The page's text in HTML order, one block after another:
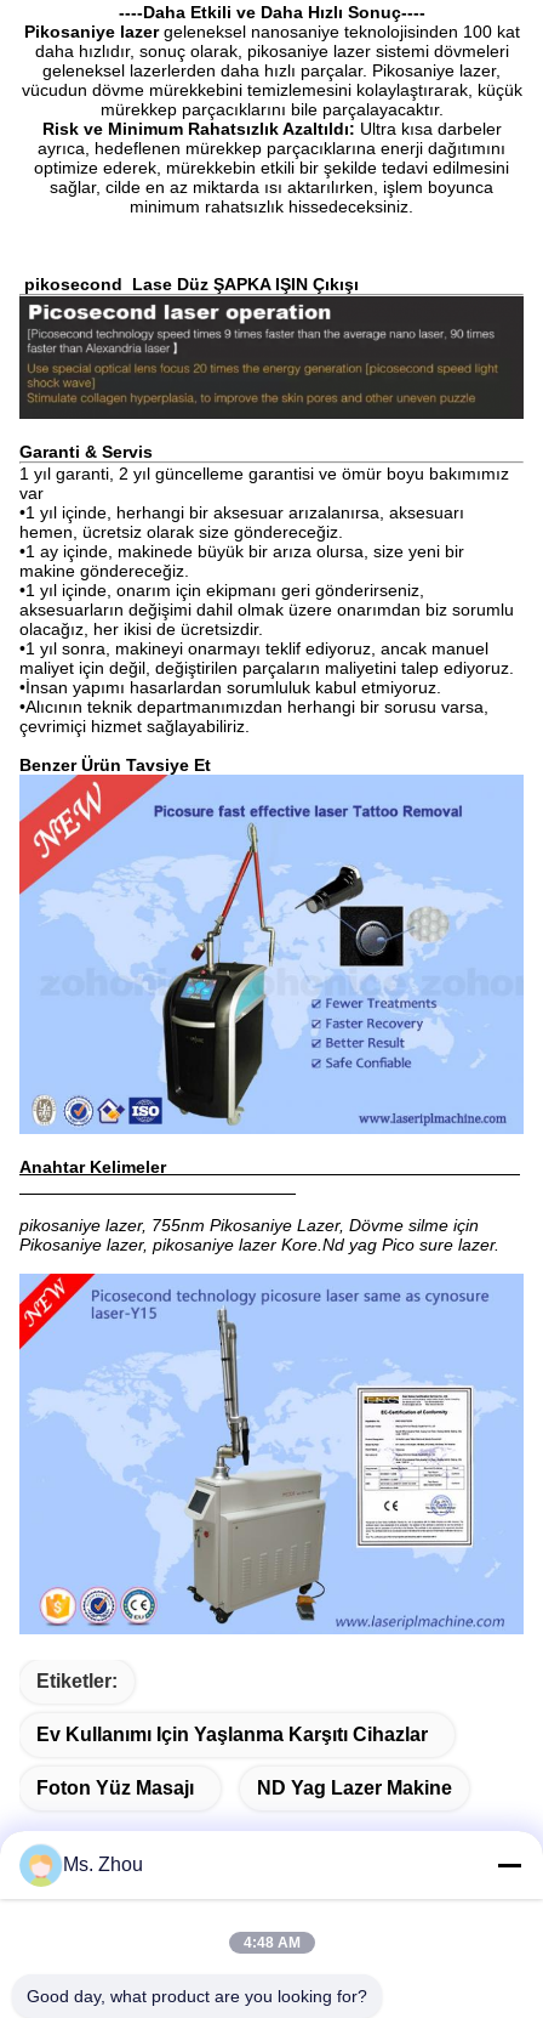
----Daha Etkili ve Daha Hızlı Sonuç----
Pikosaniye lazergeleneksel nanosaniye teknolojisinden 100 kat
daha hızlıdır, sonuç olarak, pikosaniye lazer sistemi dövmeleri
geleneksel lazerlerden daha hızlı parçalar. Pikosaniye lazer,
vücudun dövme mürekkebini temizlemesini kolaylaştırarak, küçük
mürekkep parçacıklarını bile parçalayacaktır.
Risk ve Minimum Rahatsızlık Azaltıldı: Ultra kısa darbeler
ayrıca, hedeflenen mürekkep parçacıklarına enerji dağıtımını
optimize ederek, mürekkebin etkili bir şekilde tedavi edilmesini
sağlar, cilde en az miktarda ısı aktarılırken, işlem boyunca
minimum rahatsızlık hissedeceksiniz.
pikosecond Lase Düz ŞAPKA IŞIN Çıkışı
Garanti & Servis
1 yıl garanti, 2 yıl güncelleme garantisi ve ömür boyu bakımımız
var
•1 yıl içinde, herhangi bir aksesuar arızalanırsa, aksesuarı
hemen, ücretsiz olarak size göndereceğiz.
•1 ay içinde, makinede büyük bir arıza olursa, size yeni bir
makine göndereceğiz.
•1 yıl içinde, onarım için ekipmanı geri gönderirseniz,
aksesuarların değişimi dahil olmak üzere onarımdan biz sorumlu
olacağız, her ikisi de ücretsizdir.
•1 yıl sonra, makineyi onarmayı teklif ediyoruz, ancak manuel
maliyet için değil, değiştirilen parçaların maliyetini talep ediyoruz.
•İnsan yapımı hasarlardan sorumluluk kabul etmiyoruz.
•Alıcının teknik departmanımızdan herhangi bir sorusu varsa,
çevrimiçi hizmet sağlayabiliriz.
Benzer Ürün Tavsiye Et
Anahtar Kelimeler
pikosaniye lazer, 755nm Pikosaniye Lazer, Dövme silme için
Pikosaniye lazer, pikosaniye lazer Kore.Nd yag Pico sure lazer.
Etiketler:
Ev Kullanımı Için Yaşlanma Karşıtı Cihazlar
Foton Yüz Masajı ND Yag Lazer Makine
Adres
Ms. Zhou
4:48 AM
Good day, what product are you looking for?